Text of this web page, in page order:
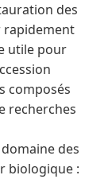
des
rapidement
utile pour
composés
recherches
des
biologique :